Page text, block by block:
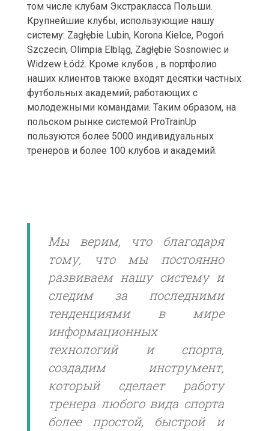
том числе клубам Экстракласса Польши.
Крупнейшие клубы, использующие нашу
систему: Zagłębie Lubin, Korona Kielce, Pogoń
Szczecin, Olimpia Elbląg, Zagłębie Sosnowiec и
Widzew Łódź. Кроме клубов , в портфолио
наших клиентов также входят десятки частных
футбольных академий, работающих с
молодежными командами. Таким образом, на
польском рынке системой ProTrainUp
пользуются более 5000 индивидуальных
тренеров и более 100 клубов и академий.
Мы верим, что благодаря
тому, что мы постоянно
развиваем нашу систему и
следим за последними
тенденциями в мире
информационных
технологий и спорта,
создадим инструмент,
который сделает работу
тренера любого вида спорта
более простой, быстрой и